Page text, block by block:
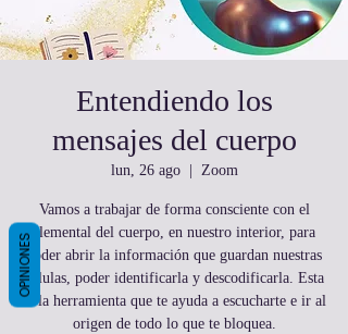
Entendiendo los
mensajes del cuerpo
lun, 26 ago
  |
Zoom
Vamos a trabajar de forma consciente con el
elemental del cuerpo, en nuestro interior, para
poder abrir la información que guardan nuestras
células, poder identificarla y descodificarla. Esta
es la herramienta que te ayuda a escucharte e ir al
origen de todo lo que te bloquea.
OPINIONES